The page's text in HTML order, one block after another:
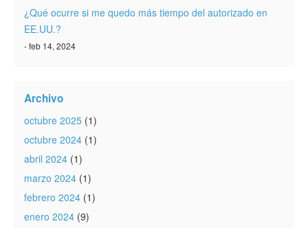
¿Qué ocurre si me quedo más tiempo del autorizado en
EE.UU.?
- feb 14, 2024
Archivo
octubre 2025 (1)
octubre 2024 (1)
abril 2024 (1)
marzo 2024 (1)
febrero 2024 (1)
enero 2024 (9)